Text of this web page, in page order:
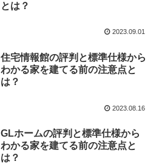
とは？
2023.09.01
住宅情報館の評判と標準仕様から
わかる家を建てる前の注意点と
は？
2023.08.16
GLホームの評判と標準仕様から
わかる家を建てる前の注意点と
は？